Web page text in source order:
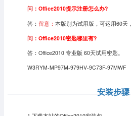
问： Office2010提示注册怎么办?
答： 留意： 本版别为试用版，可运用60天
问： Office2010密匙哪里有?
答： Office2010 专业版 60天试用密匙。
W3RYM-MP97M-979HV-9C73F-97MWF
安装步骤